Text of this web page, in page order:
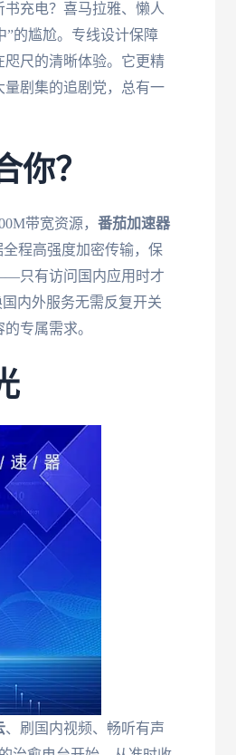
充电？喜马拉雅、懒人
”的尴尬。专线设计保障
尺的清晰体验。它更精
剧集的追剧党，总有一
你？
带宽资源， 番茄加速器
程高强度加密传输，保
只有访问国内应用时才
内外服务无需反复开关
专属需求。
、刷国内视频、畅听有声